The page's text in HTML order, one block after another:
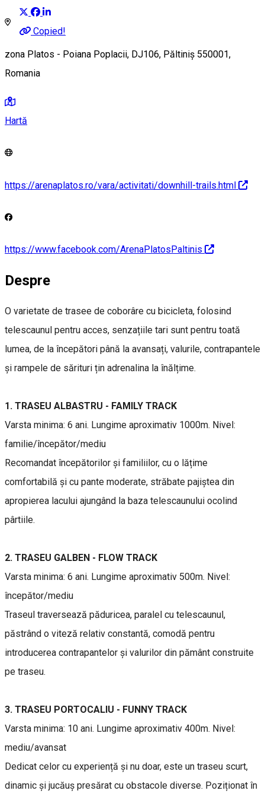
Copied!
zona Platos - Poiana Poplacii, DJ106, Păltiniș 550001,
Romania
Hartă
https://arenaplatos.ro/vara/activitati/downhill-trails.html
https://www.facebook.com/ArenaPlatosPaltinis
Despre
O varietate de trasee de coborâre cu bicicleta, folosind
telescaunul pentru acces, senzațiile tari sunt pentru toată
lumea, de la începători până la avansați, valurile, contrapantele
și rampele de sărituri țin adrenalina la înălțime.
1. TRASEU ALBASTRU - FAMILY TRACK
Varsta minima: 6 ani. Lungime aproximativ 1000m. Nivel:
familie/începător/mediu
Recomandat începătorilor și familiilor, cu o lățime
comfortabilă și cu pante moderate, străbate pajiștea din
apropierea lacului ajungând la baza telescaunului ocolind
pârtiile.
2. TRASEU GALBEN - FLOW TRACK
Varsta minima: 6 ani. Lungime aproximativ 500m. Nivel:
începător/mediu
Traseul traversează păduricea, paralel cu telescaunul,
păstrând o viteză relativ constantă, comodă pentru
introducerea contrapantelor și valurilor din pământ construite
pe traseu.
3. TRASEU PORTOCALIU - FUNNY TRACK
Varsta minima: 10 ani. Lungime aproximativ 400m. Nivel:
mediu/avansat
Dedicat celor cu experiență și nu doar, este un traseu scurt,
dinamic și jucăuș presărat cu obstacole diverse. Poziționat în